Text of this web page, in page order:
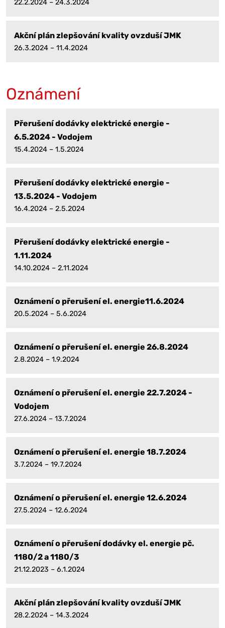
22.2.2024 – 24.3.2024
Akční plán zlepšování kvality ovzduší JMK
26.3.2024 – 11.4.2024
Oznámení
Přerušení dodávky elektrické energie -
6.5.2024 - Vodojem
15.4.2024 – 1.5.2024
Přerušení dodávky elektrické energie -
13.5.2024 - Vodojem
16.4.2024 – 2.5.2024
Přerušení dodávky elektrické energie -
1.11.2024
14.10.2024 – 2.11.2024
Oznámení o přerušení el. energie11.6.2024
20.5.2024 – 5.6.2024
Oznámení o přerušení el. energie 26.8.2024
2.8.2024 – 1.9.2024
Oznámení o přerušení el. energie 22.7.2024 -
Vodojem
27.6.2024 – 13.7.2024
Oznámení o přerušení el. energie 18.7.2024
3.7.2024 – 19.7.2024
Oznámení o přerušení el. energie 12.6.2024
27.5.2024 – 12.6.2024
Oznámení o přerušení dodávky el. energie pč.
1180/2 a 1180/3
21.12.2023 – 6.1.2024
Akční plán zlepšování kvality ovzduší JMK
28.2.2024 – 14.3.2024